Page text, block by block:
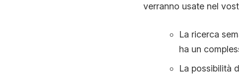
verranno usate nel
La ricerca
ha un
La possibilità